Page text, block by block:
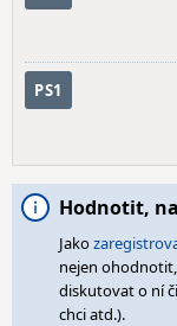
PS1
Hodnotit,
Jako
nejen
diskutovat o ní
chci atd.).